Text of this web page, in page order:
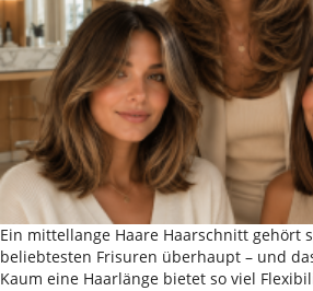
Ein mittellange Haare Haarschnitt gehört
beliebtesten Frisuren überhaupt – und
Kaum eine Haarlänge bietet so viel